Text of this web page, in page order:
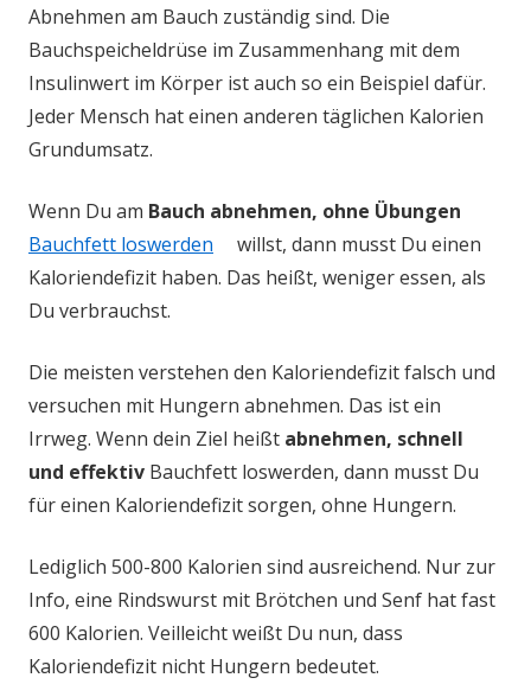
Abnehmen am Bauch zuständig sind. Die
Bauchspeicheldrüse im Zusammenhang mit dem
Insulinwert im Körper ist auch so ein Beispiel dafür.
Jeder Mensch hat einen anderen täglichen Kalorien
Grundumsatz.
Wenn Du am Bauch abnehmen, ohne Übungen
Bauchfett loswerden
willst, dann musst Du einen
Kaloriendefizit haben. Das heißt, weniger essen, als
Du verbrauchst.
Die meisten verstehen den Kaloriendefizit falsch und
versuchen mit Hungern abnehmen. Das ist ein
Irrweg. Wenn dein Ziel heißt abnehmen, schnell
und effektiv Bauchfett loswerden, dann musst Du
für einen Kaloriendefizit sorgen, ohne Hungern.
Lediglich 500-800 Kalorien sind ausreichend. Nur zur
Info, eine Rindswurst mit Brötchen und Senf hat fast
600 Kalorien. Veilleicht weißt Du nun, dass
Kaloriendefizit nicht Hungern bedeutet.